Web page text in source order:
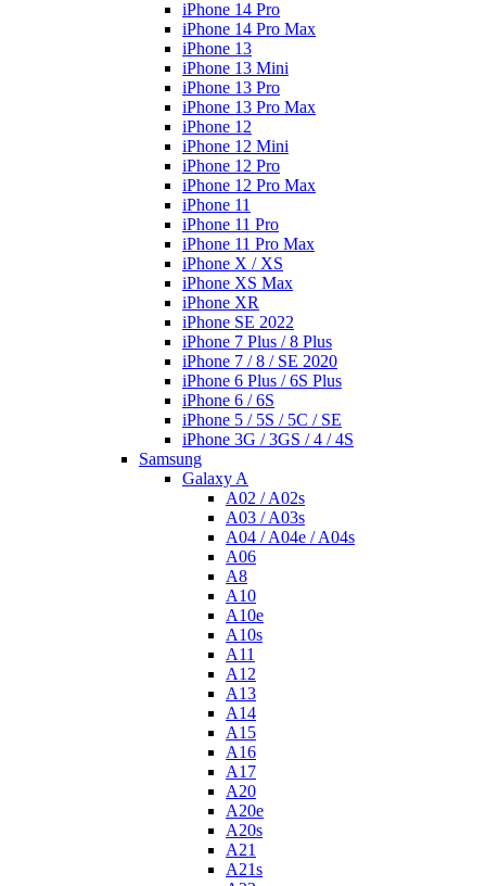
iPhone 14 Pro
iPhone 14 Pro Max
iPhone 13
iPhone 13 Mini
iPhone 13 Pro
iPhone 13 Pro Max
iPhone 12
iPhone 12 Mini
iPhone 12 Pro
iPhone 12 Pro Max
iPhone 11
iPhone 11 Pro
iPhone 11 Pro Max
iPhone X / XS
iPhone XS Max
iPhone XR
iPhone SE 2022
iPhone 7 Plus / 8 Plus
iPhone 7 / 8 / SE 2020
iPhone 6 Plus / 6S Plus
iPhone 6 / 6S
iPhone 5 / 5S / 5C / SE
iPhone 3G / 3GS / 4 / 4S
Samsung
Galaxy A
A02 / A02s
A03 / A03s
A04 / A04e / A04s
A06
A8
A10
A10e
A10s
A11
A12
A13
A14
A15
A16
A17
A20
A20e
A20s
A21
A21s